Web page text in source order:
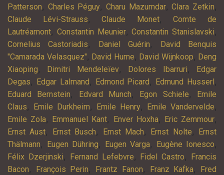
Patterson, Charles Péguy,Charu Mazumdar,Clara Zetkin,
Claude Lévi-Strauss,Claude Monet,Comte de
Lautréamont, Constantin Meunier,Constantin Stanislavski,
Cornelius Castoriadis, Daniel Guérin,
David Benquis
"Camarada Velasquez", David Hume, David Wijnkoop, Deng
Xiaoping, Dimitri Mendeleïev, Dolores Ibarruri,
Edgar
Degas, Edgar Lalmand , Edmond Picard , Edmund Husserl ,
Eduard Bernstein, Edvard Munch, Egon Schiele,
Emile
Claus, Emile Durkheim, Emile Henry, Emile Vandervelde,
Emile Zola, Emmanuel Kant, Enver Hoxha, Eric Zemmour,
Ernst Aust, Ernst Busch, Ernst Mach, Ernst Nolte,
Ernst
Thälmann, Eugen Dühring, Eugen Varga, Eugène Ionesco,
Félix Dzerjinski, Fernand Lefebvre, Fidel Castro,
Francis
Bacon, François Perin, Frantz Fanon, Franz Kafka,
Fred